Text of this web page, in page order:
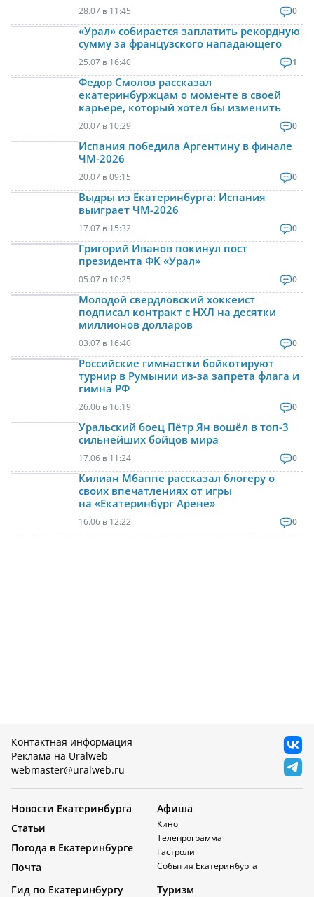
28.07 в 11:45 0
«Урал» собирается заплатить рекордную
сумму за французского нападающего
25.07 в 16:40 1
Федор Смолов рассказал
екатеринбуржцам о моменте в своей
карьере, который хотел бы изменить
20.07 в 10:29 0
Испания победила Аргентину в финале
ЧМ-2026
20.07 в 09:15 0
Выдры из Екатеринбурга: Испания
выиграет ЧМ-2026
17.07 в 15:32 0
Григорий Иванов покинул пост
президента ФК «Урал»
05.07 в 10:25 0
Молодой свердловский хоккеист
подписал контракт с НХЛ на десятки
миллионов долларов
03.07 в 16:40 0
Российские гимнастки бойкотируют
турнир в Румынии из-за запрета флага и
гимна РФ
26.06 в 16:19 0
Уральский боец Пётр Ян вошёл в топ-3
сильнейших бойцов мира
17.06 в 11:24 0
Килиан Мбаппе рассказал блогеру о
своих впечатлениях от игры
на «Екатеринбург Арене»
16.06 в 12:22 0
Контактная информация
Реклама на Uralweb
webmaster@uralweb.ru
Новости Екатеринбурга
Статьи
Погода в Екатеринбурге
Почта
Афиша
Кино
Телепрограмма
Гастроли
События Екатеринбурга
Гид по Екатеринбургу Туризм